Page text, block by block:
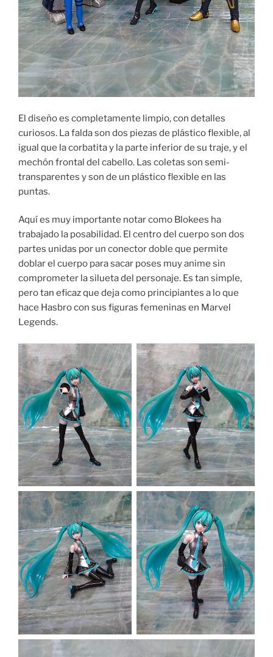
El diseño es completamente limpio, con detalles
curiosos. La falda son dos piezas de plástico flexible, al
igual que la corbatita y la parte inferior de su traje, y el
mechón frontal del cabello. Las coletas son semi-
transparentes y son de un plástico flexible en las
puntas.
Aquí es muy importante notar como Blokees ha
trabajado la posabilidad. El centro del cuerpo son dos
partes unidas por un conector doble que permite
doblar el cuerpo para sacar poses muy anime sin
comprometer la silueta del personaje. Es tan simple,
pero tan eficaz que deja como principiantes a lo que
hace Hasbro con sus figuras femeninas en Marvel
Legends.